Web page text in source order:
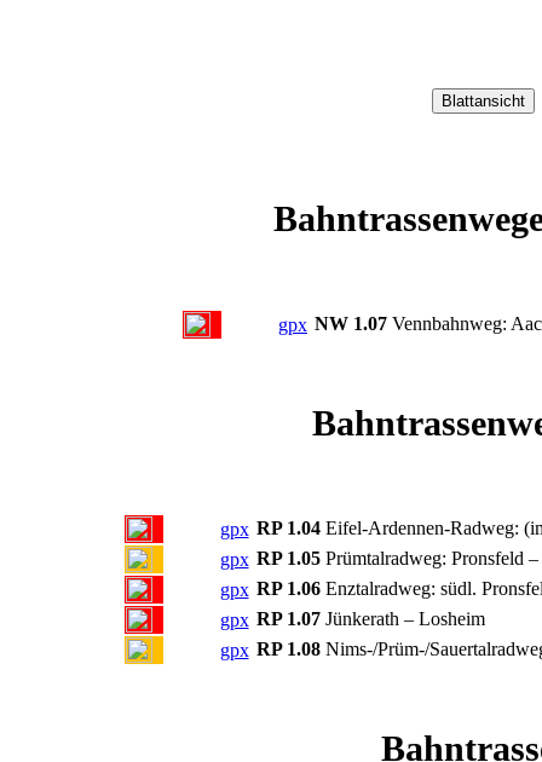
gpx NW 1.07 Vennbahnweg:
gpx RP 1.04Eifel-Ardennen-Radweg:
gpx RP 1.05Prümtalradweg: Pronsfeld
gpx RP 1.06Enztalradweg: südl.
gpx RP 1.07Jünkerath – Losheim
gpx RP 1.08Nims-/Prüm-/